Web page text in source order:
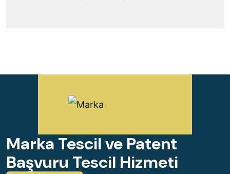
Marka Tescil ve Patent
Başvuru Tescil Hizmeti